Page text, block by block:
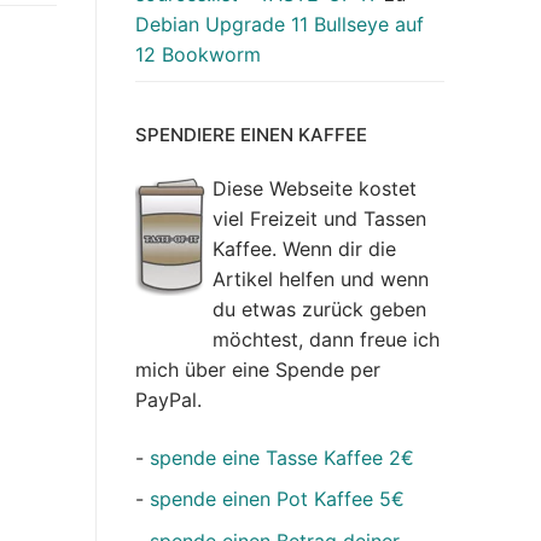
Debian Upgrade 11 Bullseye auf
12 Bookworm
SPENDIERE EINEN KAFFEE
Diese Webseite kostet
viel Freizeit und Tassen
Kaffee. Wenn dir die
Artikel helfen und wenn
du etwas zurück geben
möchtest, dann freue ich
mich über eine Spende per
PayPal.
- spende eine Tasse Kaffee 2€
- spende einen Pot Kaffee 5€